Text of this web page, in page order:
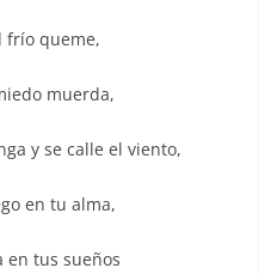
frío queme,
muerda,
y se calle el viento,
en tu alma,
en tus sueños